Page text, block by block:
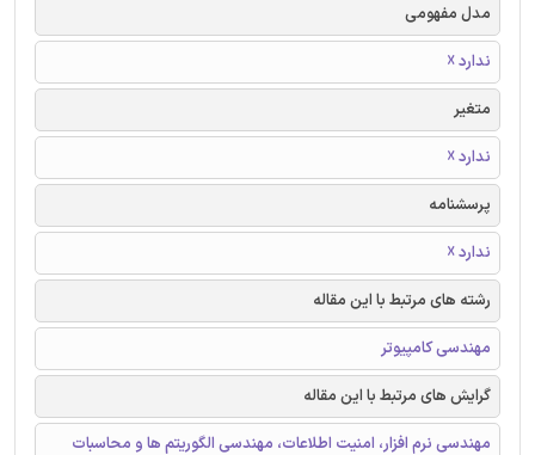
مدل مفهومی
ندارد ☓
متغیر
ندارد ☓
پرسشنامه
ندارد ☓
رشته های مرتبط با این مقاله
مهندسی کامپیوتر
گرایش های مرتبط با این مقاله
مهندسی نرم افزار، امنیت اطلاعات، مهندسی الگوریتم ها و محاسبات